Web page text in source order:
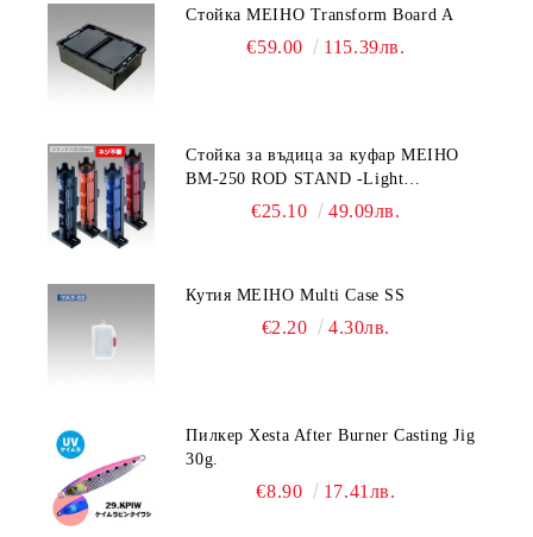
Стойка MEIHO Transform Board A
€59.00 115.39лв.
Стойка за въдица за куфар MEIHO
BM-250 ROD STAND -Light
Blue/Black color
€25.10 49.09лв.
Кутия MEIHO Multi Case SS
€2.20 4.30лв.
Пилкер Xesta After Burner Casting Jig
30g.
€8.90 17.41лв.